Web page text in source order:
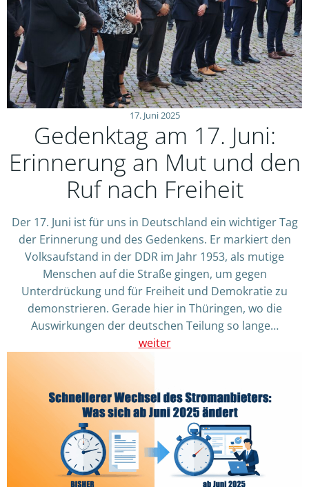
17. Juni 2025
Gedenktag am 17. Juni:
Erinnerung an Mut und den
Ruf nach Freiheit
Der 17. Juni ist für uns in Deutschland ein wichtiger Tag
der Erinnerung und des Gedenkens. Er markiert den
Volksaufstand in der DDR im Jahr 1953, als mutige
Menschen auf die Straße gingen, um gegen
Unterdrückung und für Freiheit und Demokratie zu
demonstrieren. Gerade hier in Thüringen, wo die
Auswirkungen der deutschen Teilung so lange…
weiter